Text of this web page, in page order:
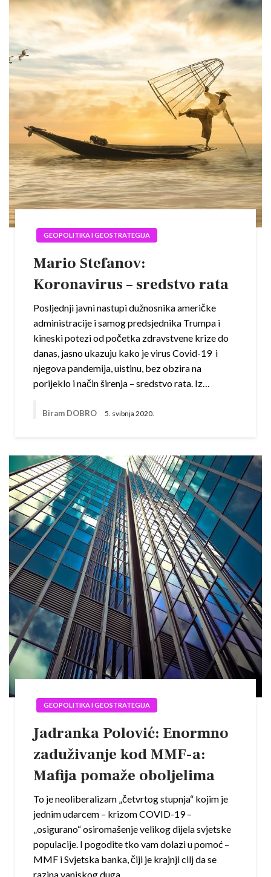
GEOPOLITIKA I GEOSTRATEGIJA
Mario Stefanov:
Koronavirus – sredstvo rata
Posljednji javni nastupi dužnosnika američke
administracije i samog predsjednika Trumpa i
kineski potezi od početka zdravstvene krize do
danas, jasno ukazuju kako je virus Covid-19 i
njegova pandemija, uistinu, bez obzira na
porijeklo i način širenja – sredstvo rata. Iz…
Biram DOBRO 5. svibnja 2020.
GEOPOLITIKA I GEOSTRATEGIJA
Jadranka Polović: Enormno
zaduživanje kod MMF-a:
Mafija pomaže oboljelima
To je neoliberalizam „četvrtog stupnja“ kojim je
jednim udarcem – krizom COVID-19 –
„osigurano“ osiromašenje velikog dijela svjetske
populacije. I pogodite tko vam dolazi u pomoć –
MMF i Svjetska banka, čiji je krajnji cilj da se
razina vanjskog duga…